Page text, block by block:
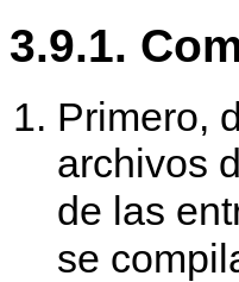
3.9.1.
Primero,
archivos
de las
se